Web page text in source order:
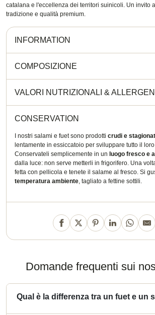
catalana e l'eccellenza dei territori suinicoli. Un invito
tradizione e qualità premium.
INFORMATION
COMPOSIZIONE
VALORI NUTRIZIONALI &
CONSERVATION
I nostri salami e fuet sono prodotti crudi e
lentamente in essiccatoio per sviluppare tutto il loro
Conservateli semplicemente in un luogo fresco e
dalla luce: non serve metterli in frigorifero. Una
fetta con pellicola e tenete il salame al fresco. Si
temperatura ambiente , tagliato a fettine sottili.
Domande frequenti sui
Qual è la differenza tra un fuet e un